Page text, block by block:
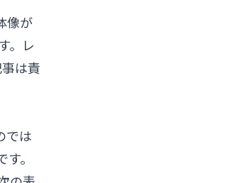
像が
。レ
は責
では
す。